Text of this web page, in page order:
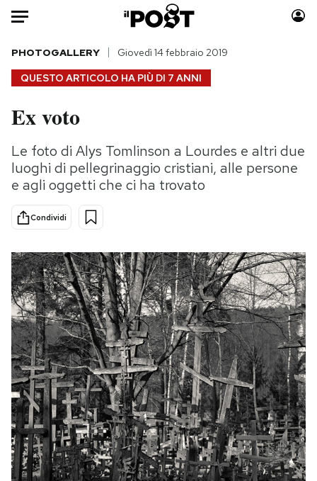
Auto
HOME
Italia
Politica
Tecnologia
Scienza
Economia
Sport
Consumismi
Storie/Idee
Altrecose
Mondiali calcio 2026
PODCAST
NEWSLETTER
I MIEI PREFERITI
QUESTO ARTICOLO HA PIÙ DI 7 ANNI
PHOTOGALLERY Giovedì 14 febbraio 2019
Ex voto
Le foto di Alys Tomlinson a Lourdes e altri due
luoghi di pellegrinaggio cristiani, alle persone
e agli oggetti che ci ha trovato
Condividi